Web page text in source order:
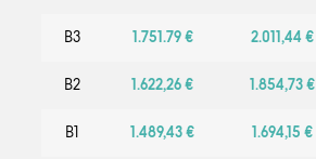
B3 1.751.79 € 2.011,44 €
B2 1.622,26 € 1.854,73 €
B1 1.489,43 € 1.694,15 €